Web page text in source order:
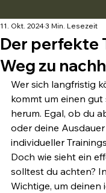
Der perfekte
Weg zu
11. Okt. 20243 Min. Lesezeit
Wer sich langfristig
kommt um einen
herum. Egal, ob du
oder deine
individueller
Doch wie sieht ein
solltest du achten?
Wichtige, um deinen